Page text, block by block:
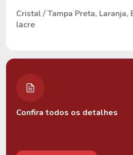
Cristal / Tampa Preta, Laranja,
lacre
Confira todos os detalhes